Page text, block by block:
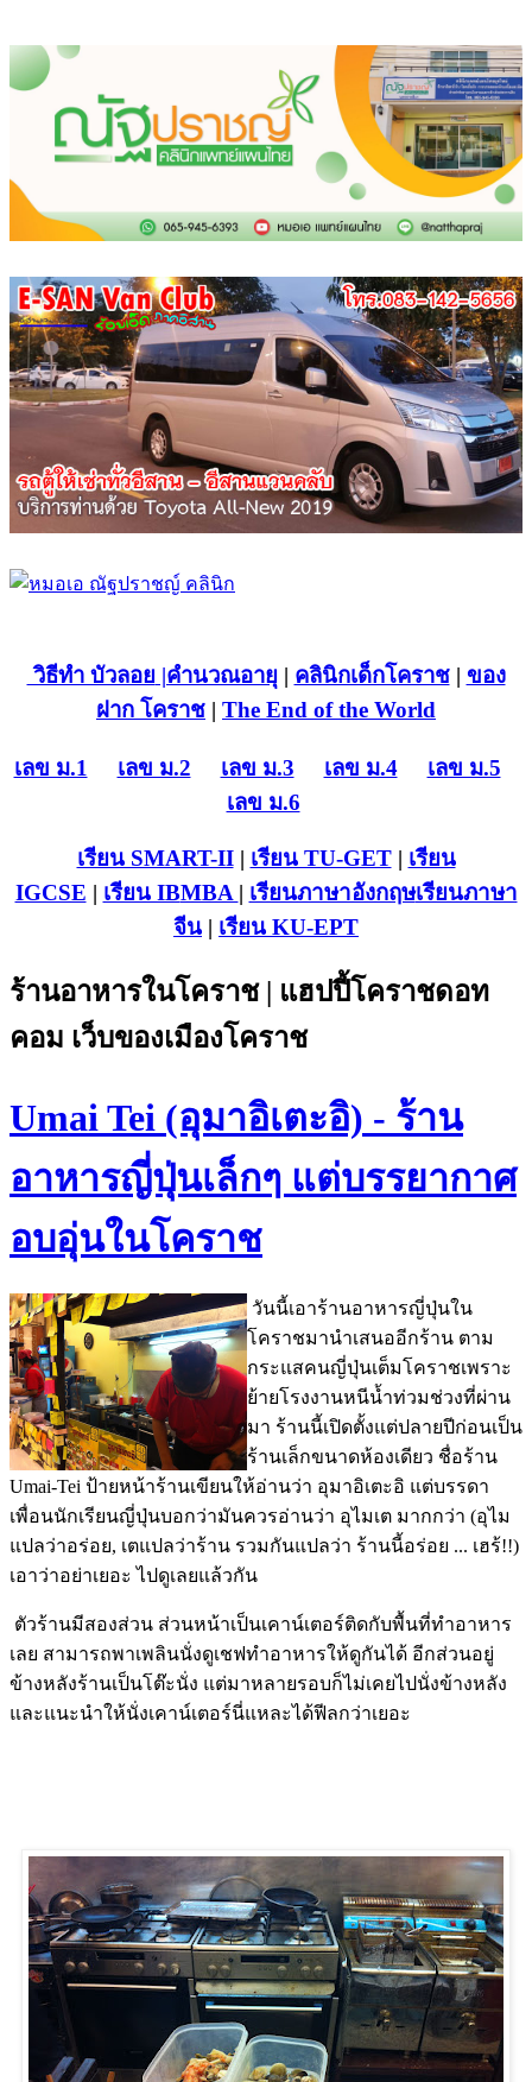
วิธีทำ บัวลอย |คำนวณอายุ | คลินิกเด็กโคราช| ของ
ฝาก โคราช | The End of the World
เลข ม.1 เลข ม.2 เลข ม.3 เลข ม.4
เลข ม.5
เลข ม.6
เรียน SMART-II| เรียน TU-GET| เรียน
IGCSE | เรียน IBMBA | เรียนภาษาอังกฤษเรียนภาษา
จีน | เรียน KU-EPT
ร้านอาหารในโคราช | แฮปปี้โคราชดอท
คอม เว็บของเมืองโคราช
Umai Tei (อุมาอิเตะอิ) - ร้าน
อาหารญี่ปุ่นเล็กๆ แต่บรรยากาศ
อบอุ่นในโคราช
วันนี้เอาร้านอาหารญี่ปุ่นใน
โคราชมานำเสนออีกร้าน ตาม
กระแสคนญี่ปุ่นเต็มโคราชเพราะ
ย้ายโรงงานหนีน้ำท่วมช่วงที่ผ่าน
มา ร้านนี้เปิดตั้งแต่ปลายปีก่อนเป็น
ร้านเล็กขนาดห้องเดียว ชื่อร้าน
Umai-Tei ป้ายหน้าร้านเขียนให้อ่านว่า อุมาอิเตะอิ แต่บรรดา
เพื่อนนักเรียนญี่ปุ่นบอกว่ามันควรอ่านว่า อุไมเต มากกว่า (อุไม
แปลว่าอร่อย, เตแปลว่าร้าน รวมกันแปลว่า ร้านนี้อร่อย ... เฮร้!!)
เอาว่าอย่าเยอะ ไปดูเลยแล้วกัน
ตัวร้านมีสองส่วน ส่วนหน้าเป็นเคาน์เตอร์ติดกับพื้นที่ทำอาหาร
เลย สามารถพาเพลินนั่งดูเชฟทำอาหารให้ดูกันได้ อีกส่วนอยู่
ข้างหลังร้านเป็นโต๊ะนั่ง แต่มาหลายรอบก็ไม่เคยไปนั่งข้างหลัง
และแนะนำให้นั่งเคาน์เตอร์นี่แหละได้ฟีลกว่าเยอะ